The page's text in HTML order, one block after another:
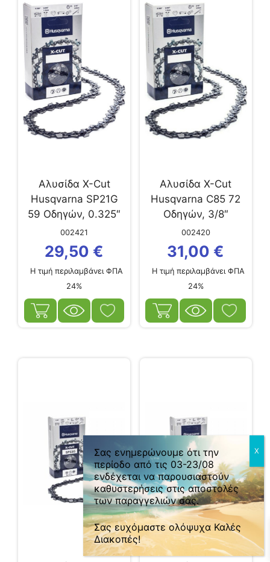
Αλυσίδα X-Cut
Husqvarna SP21G
59 Οδηγών, 0.325″
Mini 1,1 mm
002421
29,50 €
Η τιμή περιλαμβάνει ΦΠΑ
24%
Αλυσίδα X-Cut
Husqvarna C85 72
Οδηγών, 3/8″
002420
31,00 €
Η τιμή περιλαμβάνει ΦΠΑ
24%
Σας ενημερώνουμε ότι την
περίοδο από τις 03-23/08
ενδέχεται να παρουσιαστούν
καθυστερήσεις στις αποστολές
των παραγγελιών σας.
Σας ευχόμαστε ολόψυχα Καλές
Διακοπές!